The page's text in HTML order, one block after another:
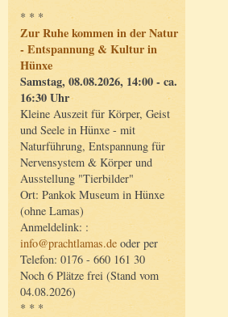
* * *
Zur Ruhe kommen in der Natur
- Entspannung & Kultur in
Hünxe
Samstag, 08.08.2026, 14:00 - ca.
16:30 Uhr
Kleine Auszeit für Körper, Geist
und Seele in Hünxe - mit
Naturführung, Entspannung für
Nervensystem & Körper und
Ausstellung "Tierbilder"
Ort: Pankok Museum in Hünxe
(ohne Lamas)
Anmeldelink: :
info@prachtlamas.de oder per
Telefon: 0176 - 660 161 30
Noch 6 Plätze frei (Stand vom
04.08.2026)
* * *